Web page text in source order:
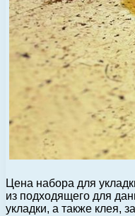
Цена набора для
из подходящего для
укладки, а также клея,